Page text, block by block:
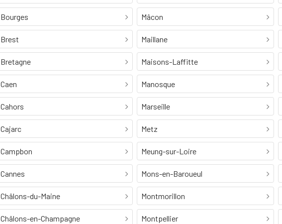
Bourges
Brest
Bretagne
Caen
Cahors
Cajarc
Campbon
Cannes
Châlons-du-Maine
Châlons-en-Champagne
Mâcon
Maillane
Maisons-Laffitte
Manosque
Marseille
Metz
Meung-sur-Loire
Mons-en-Baroueul
Montmorillon
Montpellier